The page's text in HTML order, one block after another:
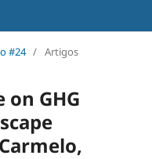
#24 / Artigos
GHG